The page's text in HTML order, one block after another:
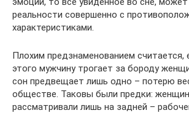
реальности совершенно с
характеристиками.
Плохим предзнаменованием считается,
этого мужчину трогает за бороду
сон предвещает лишь одно – потерю
обществе. Таковы были предки:
рассматривали лишь на задней –